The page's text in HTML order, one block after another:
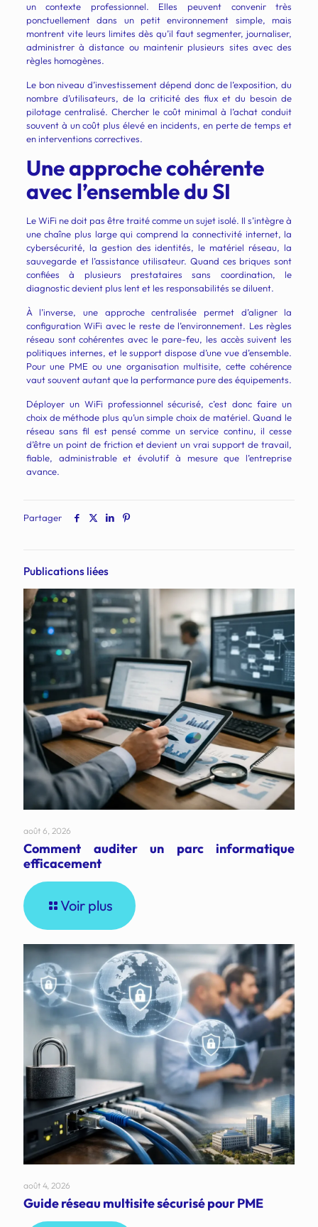
un contexte professionnel. Elles peuvent convenir très
ponctuellement dans un petit environnement simple, mais
montrent vite leurs limites dès qu’il faut segmenter, journaliser,
administrer à distance ou maintenir plusieurs sites avec des
règles homogènes.
Le bon niveau d’investissement dépend donc de l’exposition, du
nombre d’utilisateurs, de la criticité des flux et du besoin de
pilotage centralisé. Chercher le coût minimal à l’achat conduit
souvent à un coût plus élevé en incidents, en perte de temps et
en interventions correctives.
Une approche cohérente
avec l’ensemble du SI
Le WiFi ne doit pas être traité comme un sujet isolé. Il s’intègre à
une chaîne plus large qui comprend la connectivité internet, la
cybersécurité, la gestion des identités, le matériel réseau, la
sauvegarde et l’assistance utilisateur. Quand ces briques sont
confiées à plusieurs prestataires sans coordination, le
diagnostic devient plus lent et les responsabilités se diluent.
À l’inverse, une approche centralisée permet d’aligner la
configuration WiFi avec le reste de l’environnement. Les règles
réseau sont cohérentes avec le pare-feu, les accès suivent les
politiques internes, et le support dispose d’une vue d’ensemble.
Pour une PME ou une organisation multisite, cette cohérence
vaut souvent autant que la performance pure des équipements.
Déployer un WiFi professionnel sécurisé, c’est donc faire un
choix de méthode plus qu’un simple choix de matériel. Quand le
réseau sans fil est pensé comme un service continu, il cesse
d’être un point de friction et devient un vrai support de travail,
fiable, administrable et évolutif à mesure que l’entreprise
avance.
Partager
Publications liées
août 6, 2026
Comment auditer un parc informatique
efficacement
Voir plus
août 4, 2026
Guide réseau multisite sécurisé pour PME